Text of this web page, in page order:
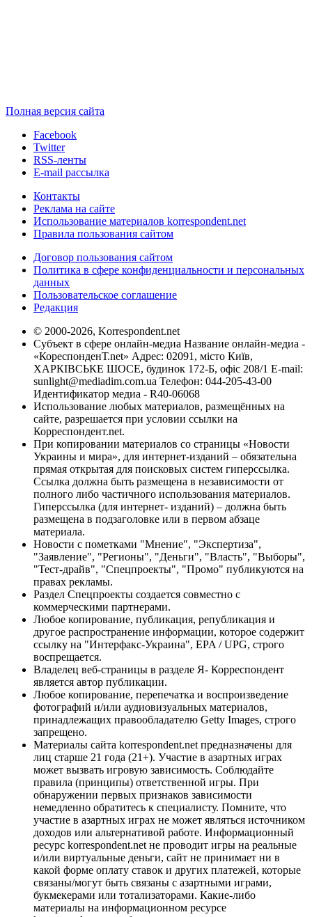
Полная версия сайта
Facebook
Twitter
RSS-ленты
E-mail рассылка
Контакты
Реклама на сайте
Использование материалов korrespondent.net
Правила пользования сайтом
Договор пользования сайтом
Политика в сфере конфиденциальности и персональных
данных
Пользовательское соглашение
Редакция
© 2000-2026, Korrespondent.net
Субъект в сфере онлайн-медиа Название онлайн-медиа -
«КореспонденТ.net» Адрес: 02091, місто Київ,
ХАРКІВСЬКЕ ШОСЕ, будинок 172-Б, офіс 208/1 E-mail:
sunlight@mediadim.com.ua Телефон: 044-205-43-00
Идентификатор медиа - R40-06068
Использование любых материалов, размещённых на
сайте, разрешается при условии ссылки на
Корреспондент.net.
При копировании материалов со страницы «Новости
Украины и мира», для интернет-изданий – обязательна
прямая открытая для поисковых систем гиперссылка.
Ссылка должна быть размещена в независимости от
полного либо частичного использования материалов.
Гиперссылка (для интернет- изданий) – должна быть
размещена в подзаголовке или в первом абзаце
материала.
Новости с пометками "Мнение", "Экспертиза",
"Заявление", "Регионы", "Деньги", "Власть", "Выборы",
"Тест-драйв", "Спецпроекты", "Промо" публикуются на
правах рекламы.
Раздел Спецпроекты создается совместно с
коммерческими партнерами.
Любое копирование, публикация, републикация и
другое распространение информации, которое содержит
ссылку на "Интерфакс-Украина", EPA / UPG, строго
воспрещается.
Владелец веб-страницы в разделе Я- Корреспондент
является автор публикации.
Любое копирование, перепечатка и воспроизведение
фотографий и/или аудиовизуальных материалов,
принадлежащих правообладателю Getty Images, строго
запрещено.
Материалы сайта korrespondent.net предназначены для
лиц старше 21 года (21+). Участие в азартных играх
может вызвать игровую зависимость. Соблюдайте
правила (принципы) ответственной игры. При
обнаружении первых признаков зависимости
немедленно обратитесь к специалисту. Помните, что
участие в азартных играх не может являться источником
доходов или альтернативой работе. Информационный
ресурс korrespondent.net не проводит игры на реальные
и/или виртуальные деньги, сайт не принимает ни в
какой форме оплату ставок и других платежей, которые
связаны/могут быть связаны с азартными играми,
букмекерами или тотализаторами. Какие-либо
материалы на информационном ресурсе